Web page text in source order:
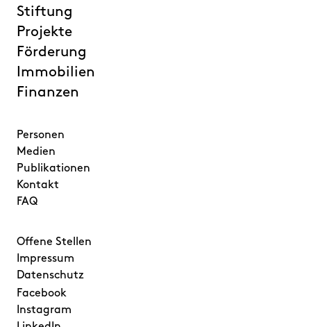
Stiftung
Projekte
Förderung
Immobilien
Finanzen
Personen
Medien
Publikationen
Kontakt
FAQ
Offene Stellen
Impressum
Datenschutz
Facebook
Instagram